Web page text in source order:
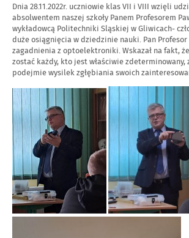
Opublikowano
w
dniu
Dnia 28.11.2022r. uczniowie klas VII i VIII wzięli
absolwentem naszej szkoły Panem Profesorem
wykładowcą Politechniki Sląskiej w Gliwicach-
duże osiągnięcia w dziedzinie nauki. Pan
zagadnienia z optoelektroniki. Wskazał na fakt,
zostać każdy, kto jest właściwie zdeterminowany,
podejmie wysilek zgłębiania swoich